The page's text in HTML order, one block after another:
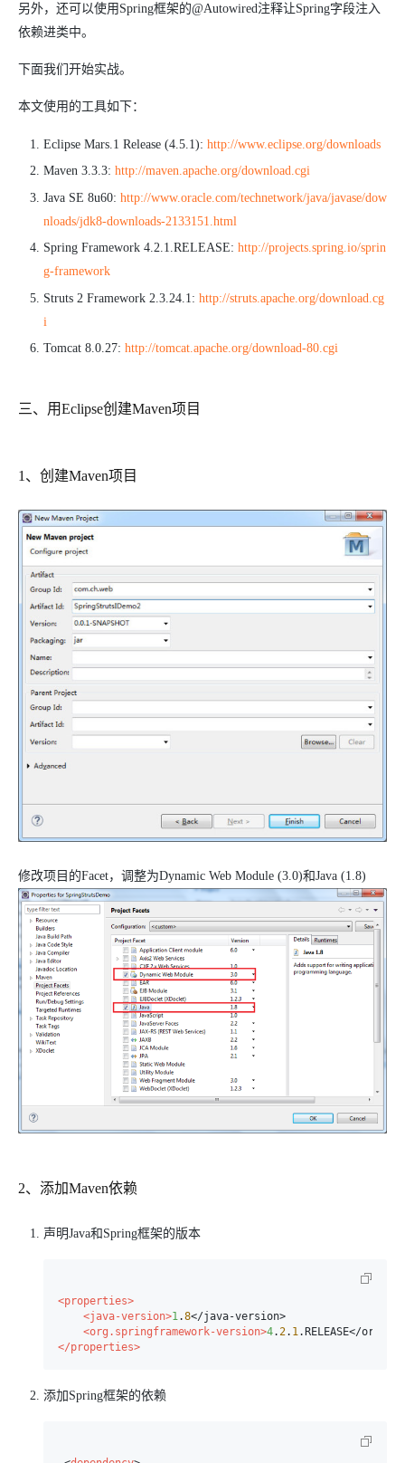
另外，还可以使用Spring框架的@Autowired注释让Spring字段注入
依赖进类中。
下面我们开始实战。
本文使用的工具如下：
Eclipse Mars.1 Release (4.5.1): http://www.eclipse.org/downloads
Maven 3.3.3: http://maven.apache.org/download.cgi
Java SE 8u60: http://www.oracle.com/technetwork/java/javase/dow
nloads/jdk8-downloads-2133151.html
Spring Framework 4.2.1.RELEASE: http://projects.spring.io/sprin
g-framework
Struts 2 Framework 2.3.24.1: http://struts.apache.org/download.cg
i
Tomcat 8.0.27: http://tomcat.apache.org/download-80.cgi
三、用Eclipse创建Maven项目
1、创建Maven项目
修改项目的Facet，调整为Dynamic Web Module (3.0)和Java (1.8)
2、添加Maven依赖
声明Java和Spring框架的版本
<properties>
<java-version>1.8</java-version>
<org.springframework-version>4.2. 1
</properties>
添加Spring框架的依赖